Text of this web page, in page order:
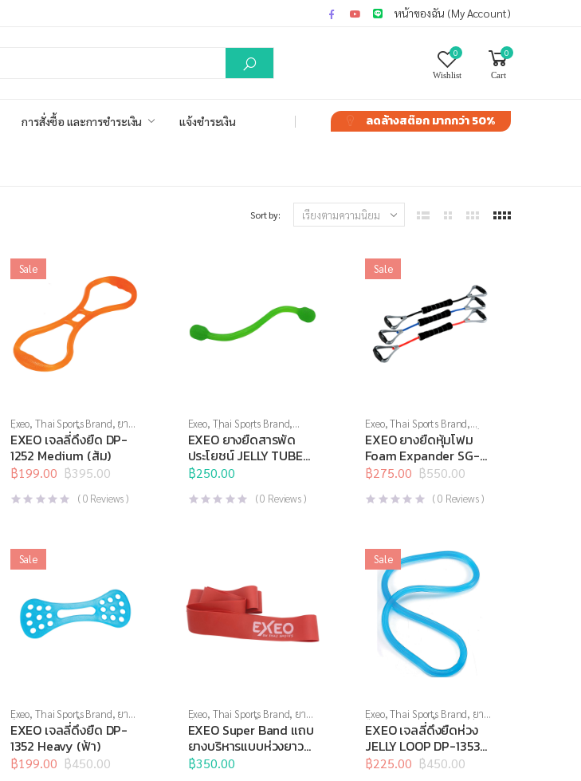
หน้าของฉัน (My Account)
0
Wishlist
0
Cart
การสั่งซื้อ และการชำระเงิน แจ้งชำระเงิน ลดล้างสต๊อกมากกว่า 50%
Sort by:
Sale
Exeo, Thai Sports Brand, ยาง
ยืด,สร้างกล้ามเนื้อ,สินค้าล็อต
สุดท้าย, อุปกรณ์คลายกล้าม
เนื้อ,อุปกรณ์บริหารกาย,
อุปกรณ์ยืดเหยียด,อุปกรณ์
สุขภาพเพื่อผู้สูงวัย
EXEO เจลลี่ดึงยืด DP-
1252 Medium (ส้ม)
฿395.00
Original
price
was:
฿199.00
Current
price
is:
(0 Reviews )
Exeo, Thai Sports Brand,
บริหารมือ,ยางยืด,สร้างกล้าม
เนื้อ,อุปกรณ์คลายกล้ามเนื้อ
อุปกรณ์บริหารกาย,อุปกรณ์ยืด
เหยียด,อุปกรณ์เพื่อสุขภาพ
EXEO ยางยืดสารพัด
ประโยชน์ JELLY TUBE
DP-0936 HEAVY
฿250.00
(0 Reviews )
Sale
Exeo,Thai Sports Brand,
บริหารแกนกลางลำตัว,ยางยืด
สร้างกล้ามเนื้อ,สินค้าล็อต
สุดท้าย,อุปกรณ์บริหารกาย,
อุปกรณ์ยืดเหยียด,อุปกรณ์เพื่อ
สุขภาพ
EXEO ยางยืดหุ้มโฟม
Foam Expander SG-
1043
฿550.00
Original
price
was:
฿275.00
Current
price
is:
(0 Reviews )
Sale
Exeo, Thai Sports Brand, ยาง
ยืด,สร้างกล้ามเนื้อ,สินค้าล็อต
สุดท้าย, อุปกรณ์คลายกล้าม
เนื้อ,อุปกรณ์บริหารกาย
อุปกรณ์ยืดเหยียด
EXEO เจลลี่ดึงยืด DP-
1352 Heavy (ฟ้า)
฿450.00
Original
฿199.00
Current
Exeo, Thai Sports Brand, ยาง
ยืด,สร้างกล้ามเนื้อ,อุปกรณ์
บริหารกาย,อุปกรณ์ยืดเหยียด
EXEO Super Band แถบ
ยางบริหารแบบห่วงยาว
0.8มม.
฿350.00
Sale
Exeo,Thai Sports Brand, ยาง
ยืด,สร้างกล้ามเนื้อ,สินค้าล็อต
สุดท้าย,อุปกรณ์คลายกล้าม
เนื้อ,อุปกรณ์บริหารกาย,
อุปกรณ์ยืดเหยียด,อุปกรณ์เพื่อ
สุขภาพ
EXEO เจลลี่ดึงยืดห่วง
JELLY LOOP DP-1353
HEAVY (ฟ้า)
฿450.00
Original
฿225.00
Current